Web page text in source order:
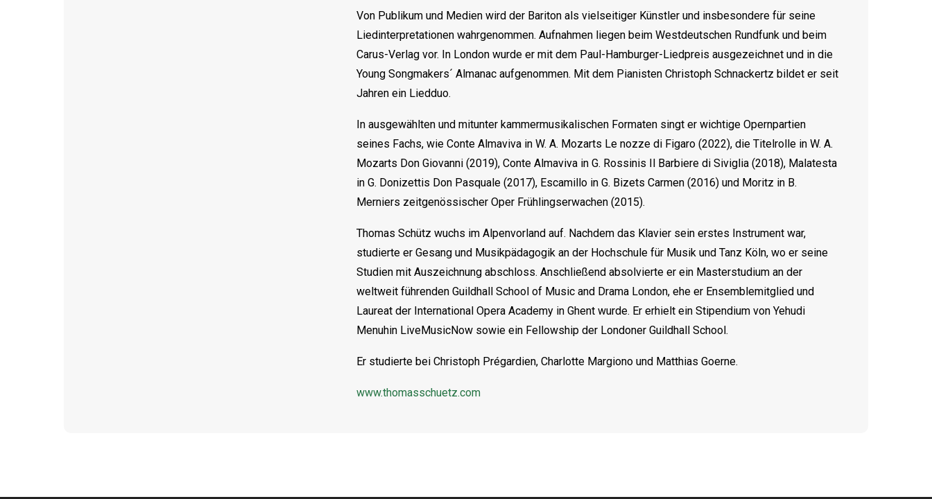
​Von Publikum und Medien wird der Bariton als vielseitiger Künstler und insbesondere für seine
Liedinterpretationen wahrgenommen. Aufnahmen liegen beim Westdeutschen Rundfunk und beim
Carus-Verlag vor. In London wurde er mit dem Paul-Hamburger-Liedpreis ausgezeichnet und in die
Young Songmakers´ Almanac aufgenommen. Mit dem Pianisten Christoph Schnackertz bildet er seit
Jahren ein Liedduo.
In ausgewählten und mitunter kammermusikalischen Formaten singt er wichtige Opernpartien
seines Fachs, wie Conte Almaviva in W. A. Mozarts Le nozze di Figaro (2022), die Titelrolle in W. A.
Mozarts Don Giovanni (2019), Conte Almaviva in G. Rossinis Il Barbiere di Siviglia (2018), Malatesta
in G. Donizettis Don Pasquale (2017), Escamillo in G. Bizets Carmen (2016) und Moritz in B.
Merniers zeitgenössischer Oper Frühlingserwachen (2015).
Thomas Schütz wuchs im Alpenvorland auf. Nachdem das Klavier sein erstes Instrument war,
studierte er Gesang und Musikpädagogik an der Hochschule für Musik und Tanz Köln, wo er seine
Studien mit Auszeichnung abschloss. Anschließend absolvierte er ein Masterstudium an der
weltweit führenden Guildhall School of Music and Drama London, ehe er Ensemblemitglied und
Laureat der International Opera Academy in Ghent wurde. Er erhielt ein Stipendium von Yehudi
Menuhin LiveMusicNow sowie ein Fellowship der Londoner Guildhall School.
Er studierte bei Christoph Prégardien, Charlotte Margiono und Matthias Goerne.
www.thomasschuetz.com